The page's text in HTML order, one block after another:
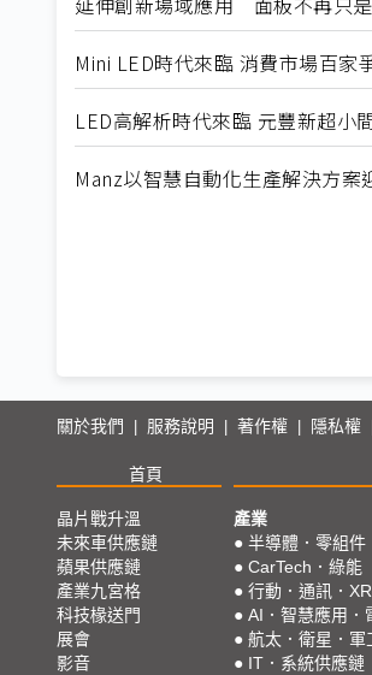
Mini LED時代來臨 消費市場百家
LED高解析時代來臨 元豐新超小
Manz以智慧自動化生產解決方案
關於我們 服務說明 著作權 隱私權
首頁
晶片戰升溫
未來車供應鏈
蘋果供應鏈
產業九宮格
科技椽送門
展會
影音
產業
● 半導體．零組件
● CarTech．綠能
● 行動．通訊．XR
● AI．智慧應用．
● 航太．衛星．軍
● IT．系統供應鏈